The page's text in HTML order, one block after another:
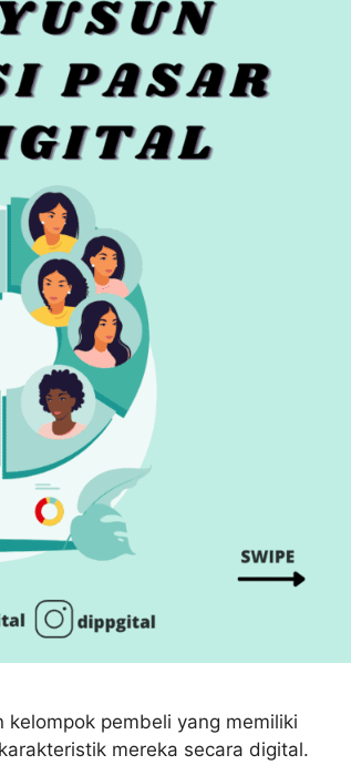
pembeli yang memiliki
mereka secara digital.